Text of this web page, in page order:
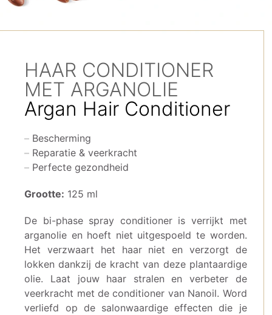
HAAR CONDITIONER
MET ARGANOLIE
Argan Hair Conditioner
Bescherming
Reparatie & veerkracht
Perfecte gezondheid
Grootte: 125 ml
De bi-phase spray conditioner is verrijkt met
arganolie en hoeft niet uitgespoeld te worden.
Het verzwaart het haar niet en verzorgt de
lokken dankzij de kracht van deze plantaardige
olie. Laat jouw haar stralen en verbeter de
veerkracht met de conditioner van Nanoil. Word
verliefd op de salonwaardige effecten die je